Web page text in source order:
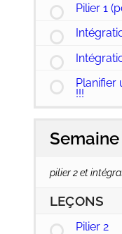
Pilier 1
Planifier
!!!
pilier 2 et
LEÇONS
Pilier 2